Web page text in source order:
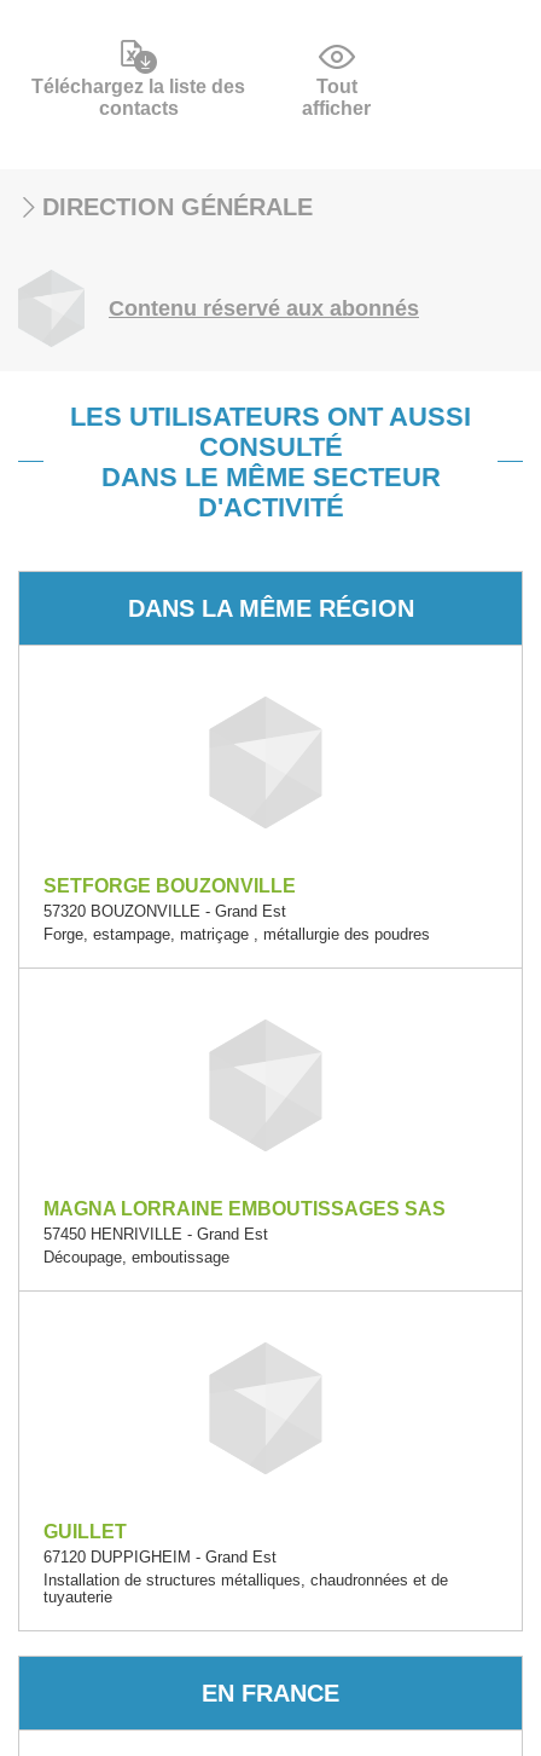
Téléchargez la liste des
contacts
Tout
afficher
DIRECTION GÉNÉRALE
Contenu réservé aux abonnés
LES UTILISATEURS ONT AUSSI
CONSULTÉ
DANS LE MÊME SECTEUR
D'ACTIVITÉ
DANS LA MÊME RÉGION
SETFORGE BOUZONVILLE
57320 BOUZONVILLE - Grand Est
Forge, estampage, matriçage , métallurgie des poudres
MAGNA LORRAINE EMBOUTISSAGES SAS
57450 HENRIVILLE - Grand Est
Découpage, emboutissage
GUILLET
67120 DUPPIGHEIM - Grand Est
Installation de structures métalliques, chaudronnées et de
tuyauterie
EN FRANCE